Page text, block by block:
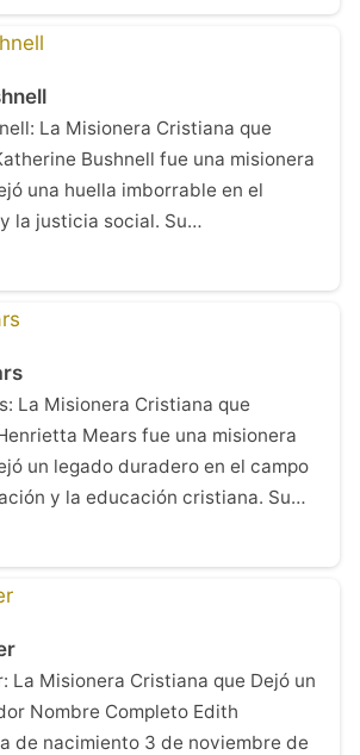
La Misionera Cristiana que
Bushnell fue una misionera
una huella imborrable en el
la justicia social. Su…
La Misionera Cristiana que
Mears fue una misionera
un legado duradero en el campo
y la educación cristiana. Su…
La Misionera Cristiana que Dejó un
Nombre Completo Edith
de nacimiento 3 de noviembre de